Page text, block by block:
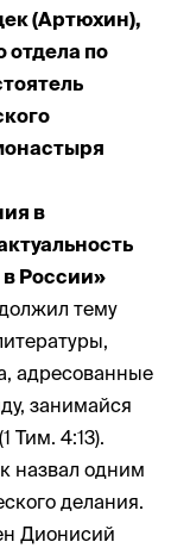
(Артюхин),
отдела по
в
России»
тему
адресованные
занимайся
Тим. 4:13).
назвал одним
делания.
Дионисий